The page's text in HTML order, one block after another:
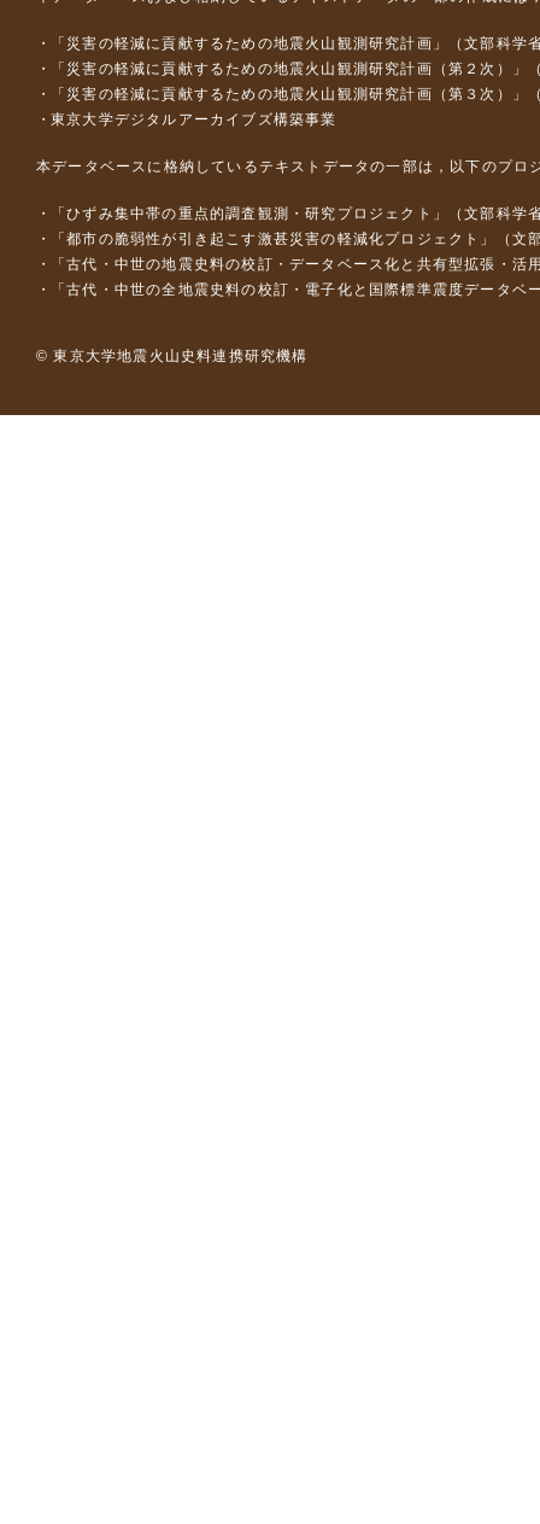
「災害の軽減に貢献するための地震火山観測研究計画」（文部科学
「災害の軽減に貢献するための地震火山観測研究計画（第２次）」
「災害の軽減に貢献するための地震火山観測研究計画（第３次）」
東京大学デジタルアーカイブズ構築事業
本データベースに格納しているテキストデータの一部は，以下のプロ
「ひずみ集中帯の重点的調査観測・研究プロジェクト」（文部科
「都市の脆弱性が引き起こす激甚災害の軽減化プロジェクト」（
「古代・中世の地震史料の校訂・データベース化と共有型拡張・
「古代・中世の全地震史料の校訂・電子化と国際標準震度データ
© 東京大学地震火山史料連携研究機構